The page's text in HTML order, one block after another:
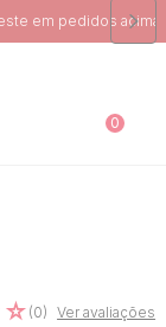
de R$ 399,00
0
☆ (0) Ver avaliações